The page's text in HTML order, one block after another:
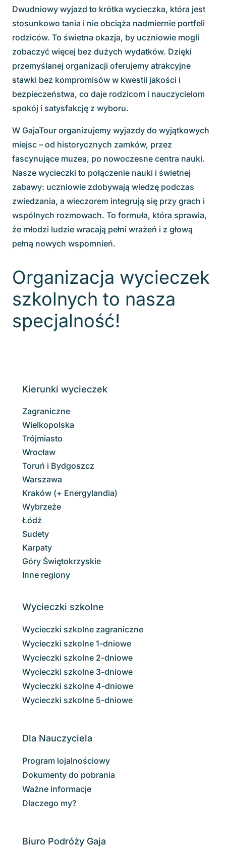
Dwudniowy wyjazd to krótka wycieczka, która jest
stosunkowo tania i nie obciąża nadmiernie portfeli
rodziców. To świetna okazja, by uczniowie mogli
zobaczyć więcej bez dużych wydatków. Dzięki
przemyślanej organizacji oferujemy atrakcyjne
stawki bez kompromisów w kwestii jakości i
bezpieczeństwa, co daje rodzicom i nauczycielom
spokój i satysfakcję z wyboru.
W GajaTour organizujemy wyjazdy do wyjątkowych
miejsc – od historycznych zamków, przez
fascynujące muzea, po nowoczesne centra nauki.
Nasze wycieczki to połączenie nauki i świetnej
zabawy: uczniowie zdobywają wiedzę podczas
zwiedzania, a wieczorem integrują się przy grach i
wspólnych rozmowach. To formuła, która sprawia,
że młodzi ludzie wracają pełni wrażeń i z głową
pełną nowych wspomnień.
Organizacja wycieczek
szkolnych to nasza
specjalność!
Kierunki wycieczek
Zagraniczne
Wielkopolska
Trójmiasto
Wrocław
Toruń i Bydgoszcz
Warszawa
Kraków (+ Energylandia)
Wybrzeże
Łódź
Sudety
Karpaty
Góry Świętokrzyskie
Inne regiony
Wycieczki szkolne
Wycieczki szkolne zagraniczne
Wycieczki szkolne 1-dniowe
Wycieczki szkolne 2-dniowe
Wycieczki szkolne 3-dniowe
Wycieczki szkolne 4-dniowe
Wycieczki szkolne 5-dniowe
Dla Nauczyciela
Program lojalnościowy
Dokumenty do pobrania
Ważne informacje
Dlaczego my?
Biuro Podróży Gaja